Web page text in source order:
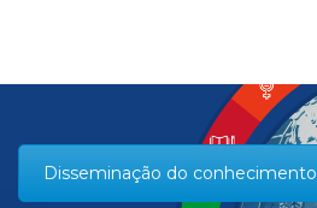
Disseminação do conhecimento